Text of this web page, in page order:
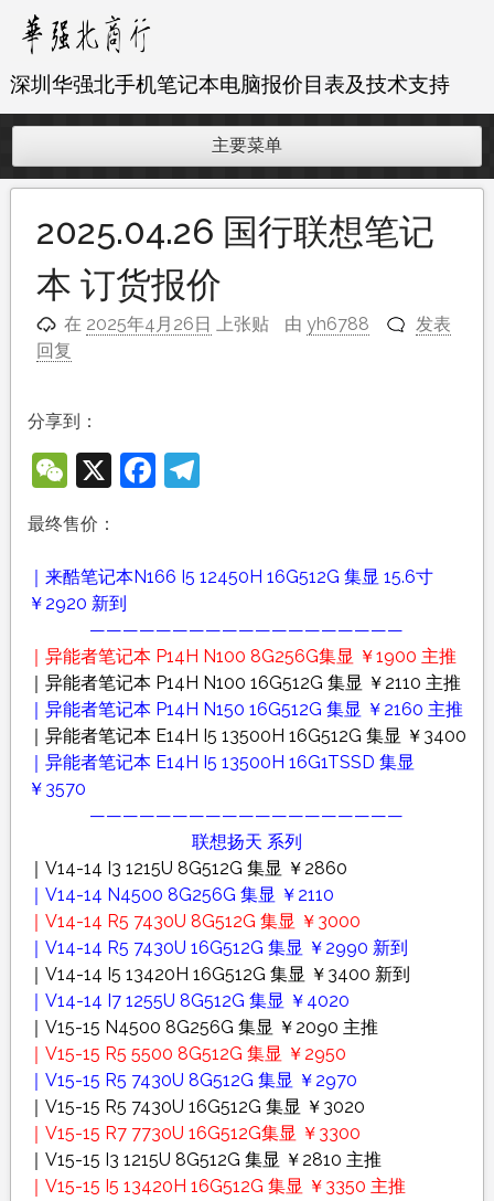
内深圳华强北手机笔记本电脑报价目表及技术支持
主要菜单
2025.04.26 国行联想笔记
本 订货报价
在 2025年4月26日 上张贴 由yh6788
发表
回复
分享到：
WeChat
X Facebook
Telegram
最终售价：
｜来酷笔记本N166 I5 12450H 16G512G 集显 15.6寸
￥2920 新到
———————————————————
｜异能者笔记本 P14H N100 8G256G集显 ￥1900 主推
｜异能者笔记本 P14H N100 16G512G 集显 ￥2110 主推
｜异能者笔记本 P14H N150 16G512G 集显 ￥2160 主推
｜异能者笔记本 E14H I5 13500H 16G512G 集显 ￥3400
｜异能者笔记本 E14H I5 13500H 16G1TSSD 集显
￥3570
———————————————————
联想扬天 系列
｜V14-14 I3 1215U 8G512G 集显 ￥2860
｜V14-14 N4500 8G256G 集显 ￥2110
｜V14-14 R5 7430U 8G512G 集显 ￥3000
｜V14-14 R5 7430U 16G512G 集显 ￥2990 新到
｜V14-14 I5 13420H 16G512G 集显 ￥3400 新到
｜V14-14 I7 1255U 8G512G 集显 ￥4020
｜V15-15 N4500 8G256G 集显 ￥2090 主推
｜V15-15 R5 5500 8G512G 集显 ￥2950
｜V15-15 R5 7430U 8G512G 集显 ￥2970
｜V15-15 R5 7430U 16G512G 集显 ￥3020
｜V15-15 R7 7730U 16G512G集显 ￥3300
｜V15-15 I3 1215U 8G512G 集显 ￥2810 主推
｜V15-15 I5 13420H 16G512G 集显 ￥3350 主推